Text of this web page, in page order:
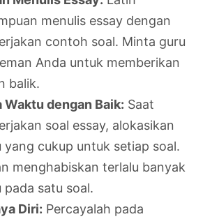
menulis essay dengan
contoh soal. Minta guru
Anda untuk memberikan
balik.
Waktu dengan Baik: Saat
soal essay, alokasikan
yang cukup untuk setiap soal.
menghabiskan terlalu banyak
pada satu soal.
Diri: Percayalah pada